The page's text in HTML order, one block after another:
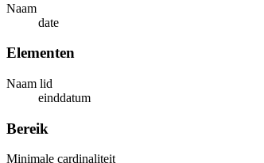
Naam
date
Elementen
Naam lid
einddatum
Bereik
Minimale cardinaliteit